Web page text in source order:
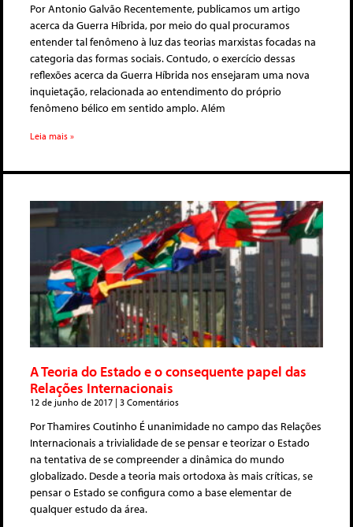
Por Antonio Galvão Recentemente, publicamos um artigo
acerca da Guerra Híbrida, por meio do qual procuramos
entender tal fenômeno à luz das teorias marxistas focadas na
categoria das formas sociais. Contudo, o exercício dessas
reflexões acerca da Guerra Híbrida nos ensejaram uma nova
inquietação, relacionada ao entendimento do próprio
fenômeno bélico em sentido amplo. Além
Leia mais »
A Teoria do Estado e o consequente papel das
Relações Internacionais
12 de junho de 2017 3 Comentários
Por Thamires Coutinho É unanimidade no campo das Relações
Internacionais a trivialidade de se pensar e teorizar o Estado
na tentativa de se compreender a dinâmica do mundo
globalizado. Desde a teoria mais ortodoxa às mais críticas, se
pensar o Estado se configura como a base elementar de
qualquer estudo da área.